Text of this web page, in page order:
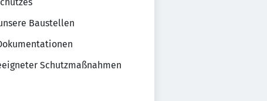
Baustellen
Schutzmaßnahmen